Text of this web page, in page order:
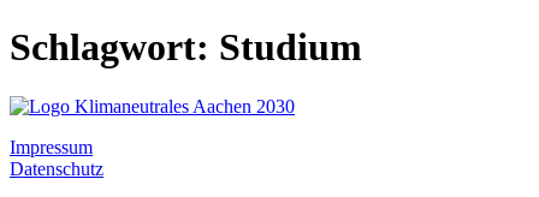
Schlagwort: Studium
Impressum
Datenschutz